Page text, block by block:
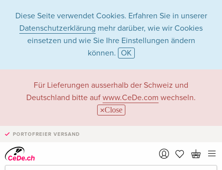
Diese Seite verwendet Cookies. Erfahren Sie in unserer
Datenschutzerklärung mehr darüber, wie wir Cookies
einsetzen und wie Sie Ihre Einstellungen ändern
können. OK
Für Lieferungen ausserhalb der Schweiz und
Deutschland bitte auf www.CeDe.com wechseln.
Close
PORTOFREIER VERSAND
›